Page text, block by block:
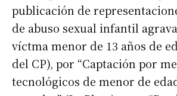
publicación de
de abuso sexual infantil
víctma menor de 13 años de
del CP), por “Captación por
tecnológicos de menor de